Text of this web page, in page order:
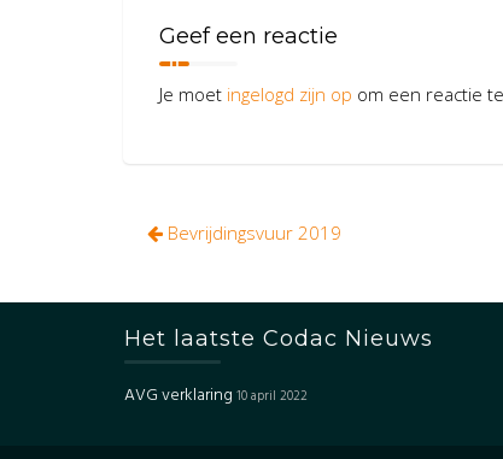
Geef een reactie
Je moet ingelogd zijn op om een reactie
Bericht
Bevrijdingsvuur 2019
Het laatste Codac Nieuws
AVG verklaring 10 april 2022